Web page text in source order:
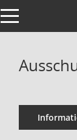
Toggle navigation